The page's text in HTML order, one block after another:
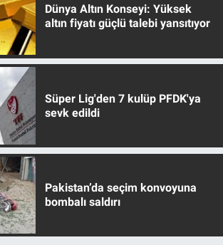
Dünya Altın Konseyi: Yüksek
altın fiyatı güçlü talebi yansıtıyor
Süper Lig'den 7 kulüp PFDK'ya
sevk edildi
Pakistan’da seçim konvoyuna
bombalı saldırı